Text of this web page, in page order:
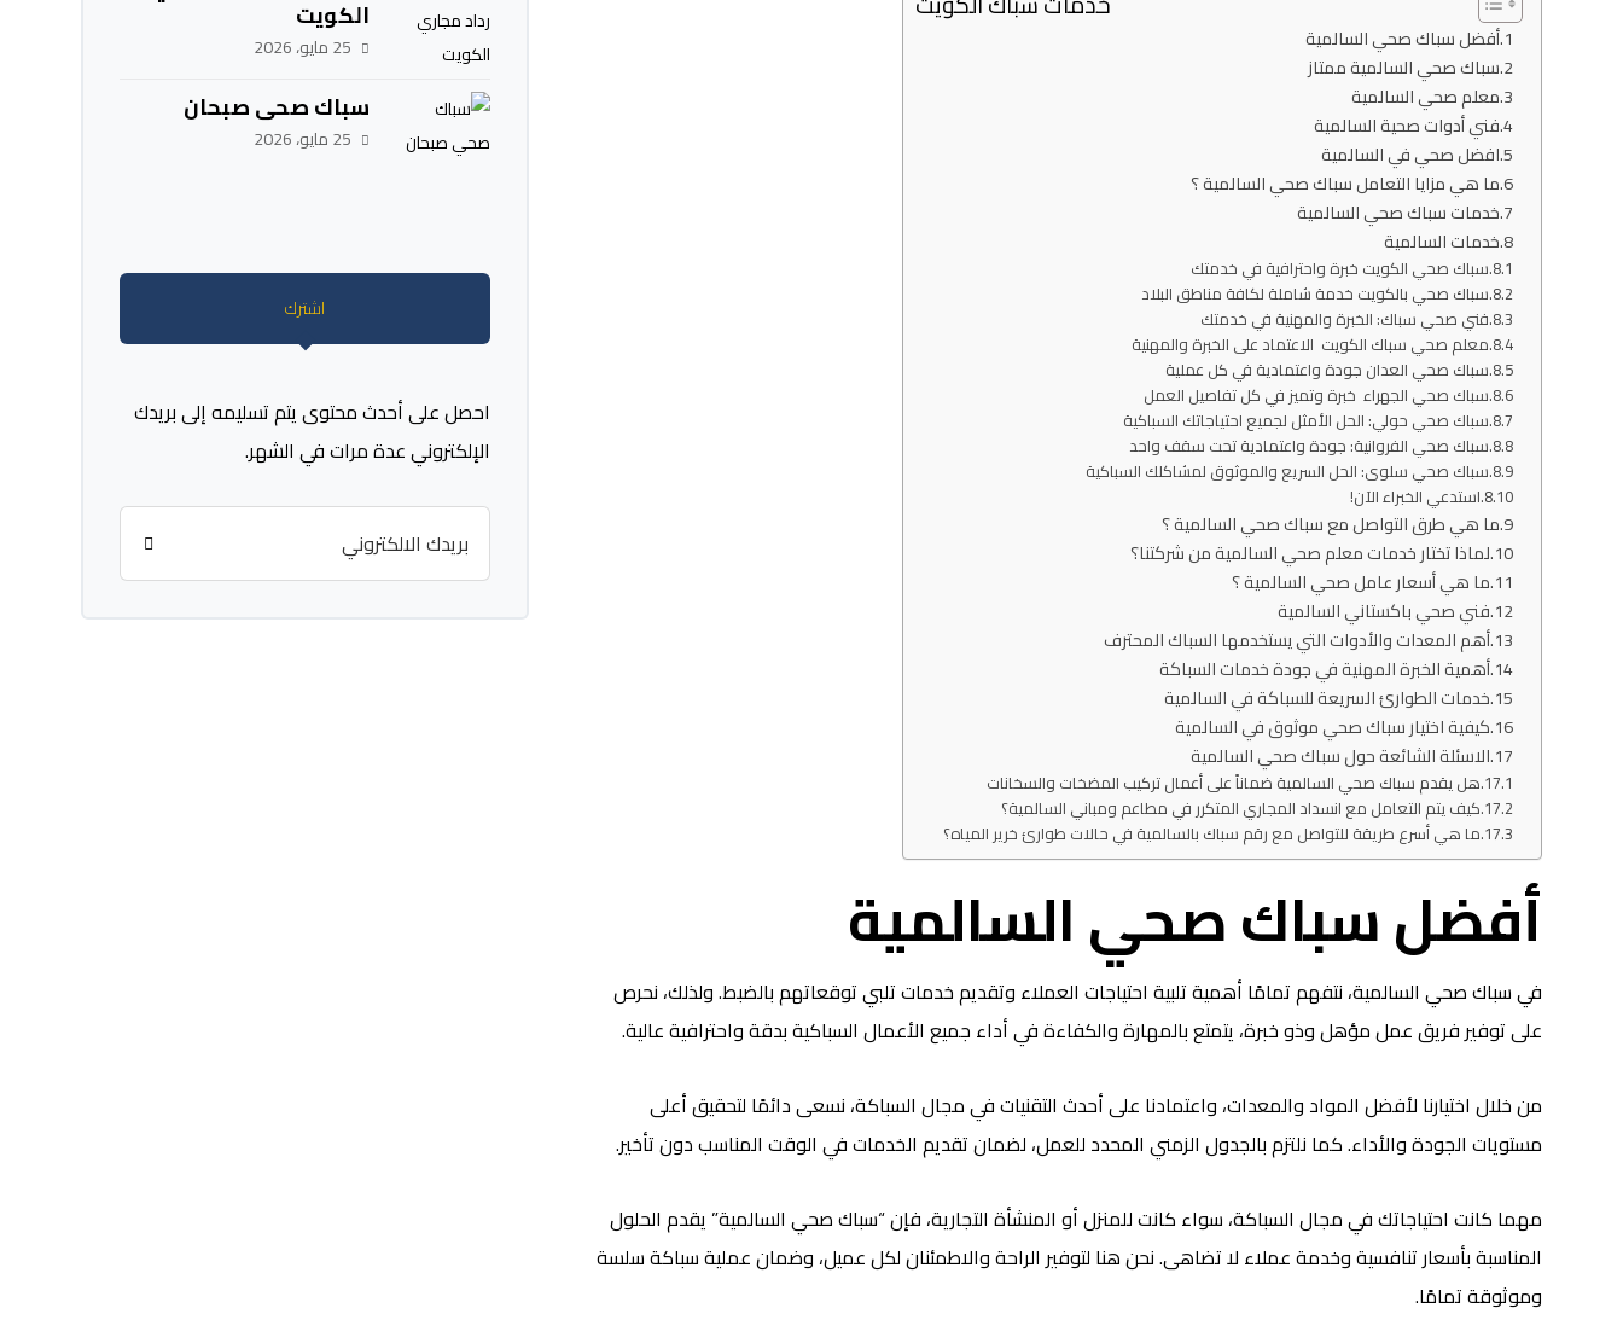
أفضل سباك صحي السالمية
سباك صحي السالمية ممتاز
معلم صحي السالمية
فني أدوات صحية السالمية
افضل صحي في السالمية
ما هي مزايا التعامل سباك صحي السالمية ؟
خدمات سباك صحي السالمية
خدمات السالمية
سباك صحي الكويت خبرة واحترافية في خدمتك
سباك صحي بالكويت خدمة شاملة لكافة مناطق البلاد
فني صحي سباك: الخبرة والمهنية في خدمتك
معلم صحي سباك الكويت الاعتماد على الخبرة والمهنية
سباك صحي العدان جودة واعتمادية في كل عملية
سباك صحي الجهراء خبرة وتميز في كل تفاصيل العمل
سباك صحي حولي: الحل الأمثل لجميع احتياجاتك السباكية
سباك صحي الفروانية: جودة واعتمادية تحت سقف واحد
سباك صحي سلوى: الحل السريع والموثوق لمشاكلك السباكية
استدعي الخبراء الآن!
ما هي طرق التواصل مع سباك صحي السالمية ؟
لماذا تختار خدمات معلم صحي السالمية من شركتنا؟
ما هي أسعار عامل صحي السالمية ؟
فني صحي باكستاني السالمية
أهم المعدات والأدوات التي يستخدمها السباك المحترف
أهمية الخبرة المهنية في جودة خدمات السباكة
خدمات الطوارئ السريعة للسباكة في السالمية
كيفية اختيار سباك صحي موثوق في السالمية
الاسئلة الشائعة حول سباك صحي السالمية
هل يقدم سباك صحي السالمية ضماناً على أعمال تركيب المضخات والسخانات
كيف يتم التعامل مع انسداد المجاري المتكرر في مطاعم ومباني السالمية؟
ما هي أسرع طريقة للتواصل مع رقم سباك بالسالمية في حالات طوارئ خرير المياه؟
أفضل سباك صحي السالمية
في سباك صحي السالمية، نتفهم تمامًا أهمية تلبية احتياجات العملاء وتقديم خدمات تلبي توقعاتهم بالضبط. ولذلك، نحرص
على توفير فريق عمل مؤهل وذو خبرة، يتمتع بالمهارة والكفاءة في أداء جميع الأعمال السباكية بدقة واحترافية عالية.
من خلال اختيارنا لأفضل المواد والمعدات، واعتمادنا على أحدث التقنيات في مجال السباكة، نسعى دائمًا لتحقيق أعلى
مستويات الجودة والأداء. كما نلتزم بالجدول الزمني المحدد للعمل، لضمان تقديم الخدمات في الوقت المناسب دون تأخير.
مهما كانت احتياجاتك في مجال السباكة، سواء كانت للمنزل أو المنشأة التجارية، فإن “سباك صحي السالمية” يقدم الحلول
المناسبة بأسعار تنافسية وخدمة عملاء لا تضاهى. نحن هنا لتوفير الراحة والاطمئنان لكل عميل، وضمان عملية سباكة سلسة
وموثوقة تمامًا.
الكويت
25 مايو، 2026
سباك صحي صبحان
25 مايو، 2026
اشترك
احصل على أحدث محتوى يتم تسليمه إلى بريدك
الإلكتروني عدة مرات في الشهر.